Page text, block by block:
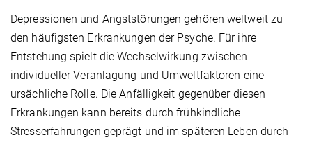
Depressionen und Angststörungen gehören weltweit zu
den häufigsten Erkrankungen der Psyche. Für ihre
Entstehung spielt die Wechselwirkung zwischen
individueller Veranlagung und Umweltfaktoren eine
ursächliche Rolle. Die Anfälligkeit gegenüber diesen
Erkrankungen kann bereits durch frühkindliche
Stresserfahrungen geprägt und im späteren Leben durch